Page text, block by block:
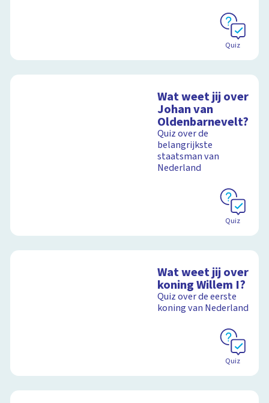
Quiz
Wat weet jij over
Johan van
Oldenbarnevelt?
Quiz over de
belangrijkste
staatsman van
Nederland
Quiz
Wat weet jij over
koning Willem I?
Quiz over de eerste
koning van Nederland
Quiz